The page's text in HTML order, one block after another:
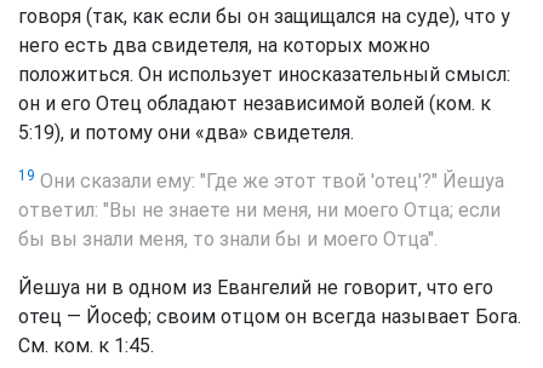
говоря (так, как если бы он защищался на суде), что у
него есть два свидетеля, на которых можно
положиться. Он использует иносказательный смысл:
он и его Отец обладают независимой волей (ком. к
5:19), и потому они «два» свидетеля.
19 Они сказали ему: "Где же этот твой 'отец'?" Йешуа
ответил: "Вы не знаете ни меня, ни моего Отца; если
бы вы знали меня, то знали бы и моего Отца".
Йешуа ни в одном из Евангелий не говорит, что его
отец — Йосеф; своим отцом он всегда называет Бога.
См. ком. к 1:45.